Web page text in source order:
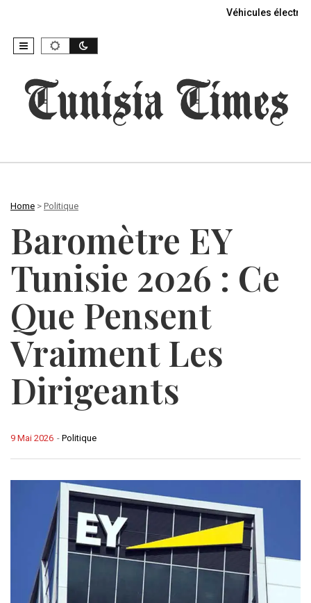
Véhicules
Home > Politique
Baromètre EY
Tunisie 2026 : Ce
Que Pensent
Vraiment Les
Dirigeants
- Politique
9 Mai 2026